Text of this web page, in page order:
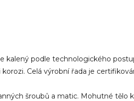
kalený podle technologického
Celá výrobní řada je
šroubů a matic. Mohutné tělo